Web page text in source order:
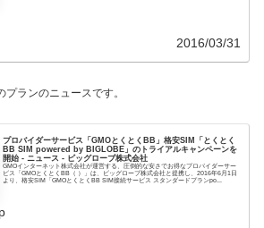
2016/03/31
ランのニュースです。
プロバイダーサービス「GMOとくとくBB」格安SIM「とくとく
BB SIM powered by BIGLOBE」のトライアルキャンペーンを
開始 - ニュース - ビッグローブ株式会社
GMOインターネット株式会社が運営する、圧倒的な安さでお得なプロバイダーサー
ビス「GMOとくとくBB（ ）」は、ビッグローブ株式会社と提携し、2016年6月1日
より、格安SIM「GMOとくとくBB SIM接続サービス スタンダードプランpo...